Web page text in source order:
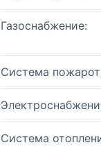
Газоснабжение:
Система
Система